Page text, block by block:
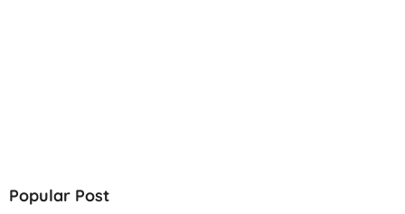
Popular Post